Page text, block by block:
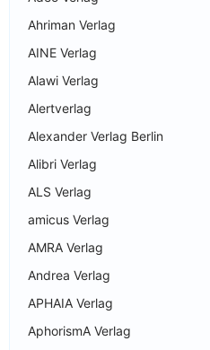
Ahriman Verlag
AINE Verlag
Alawi Verlag
Alertverlag
Alexander Verlag Berlin
Alibri Verlag
ALS Verlag
amicus Verlag
AMRA Verlag
Andrea Verlag
APHAIA Verlag
AphorismA Verlag